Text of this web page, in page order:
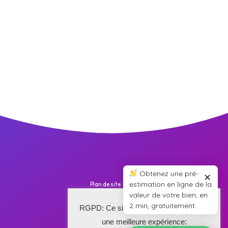
Plan de site
Barème
RGPD: Ce site utilise des cookies pour
une meilleure expérience:
Obtenez une pré-
estimation en ligne de la
valeur de votre bien, en
2 min, gratuitement.
✕